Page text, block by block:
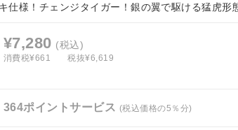
仕様！チェンジタイガー！銀の翼で駆ける猛虎形
¥7,280 (税込)
消費税¥661 税抜¥6,619
364ポイントサービス (税込価格の5％分)